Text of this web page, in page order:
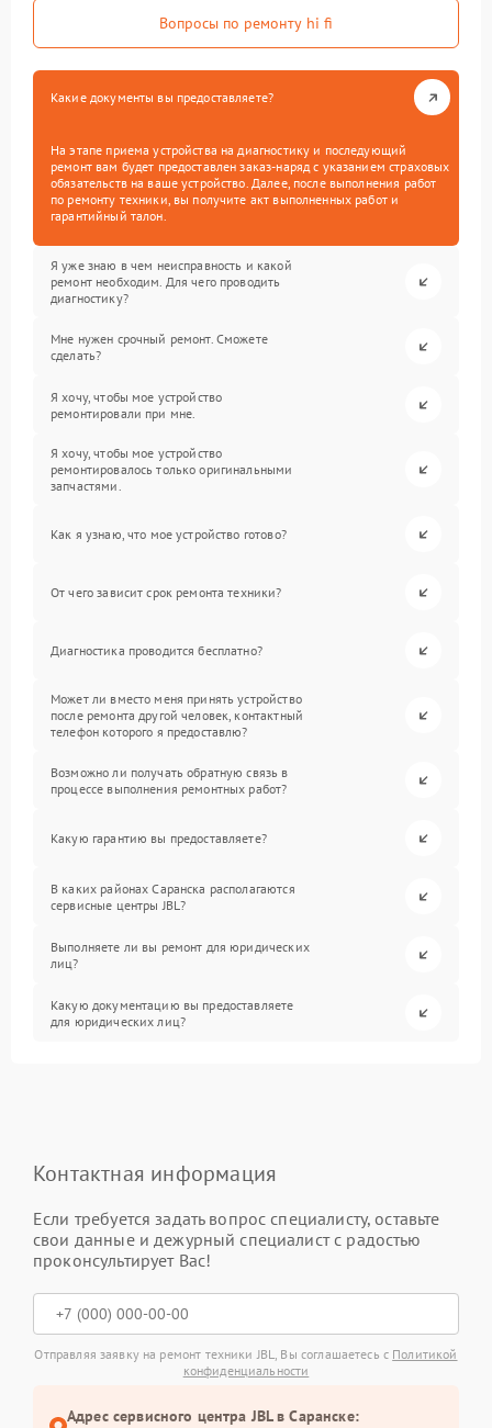
Вопросы по ремонту hi fi
Какие документы вы предоставляете?
На этапе приема устройства на диагностику и последующий
ремонт вам будет предоставлен заказ-наряд с указанием страховых
обязательств на ваше устройство. Далее, после выполнения работ
по ремонту техники, вы получите акт выполненных работ и
гарантийный талон.
Я уже знаю в чем неисправность и какой
ремонт необходим. Для чего проводить
диагностику?
Мне нужен срочный ремонт. Сможете
сделать?
Я хочу, чтобы мое устройство
ремонтировали при мне.
Я хочу, чтобы мое устройство
ремонтировалось только оригинальными
запчастями.
Как я узнаю, что мое устройство готово?
От чего зависит срок ремонта техники?
Диагностика проводится бесплатно?
Может ли вместо меня принять устройство
после ремонта другой человек, контактный
телефон которого я предоставлю?
Возможно ли получать обратную связь в
процессе выполнения ремонтных работ?
Какую гарантию вы предоставляете?
В каких районах Саранска располагаются
сервисные центры JBL?
Выполняете ли вы ремонт для юридических
лиц?
Какую документацию вы предоставляете
для юридических лиц?
Контактная информация
Если требуется задать вопрос специалисту, оставьте
свои данные и дежурный специалист с радостью
проконсультирует Вас!
Отправляя заявку на ремонт техники JBL, Вы соглашаетесь с Политикой
конфиденциальности
Адрес сервисного центра JBL в Саранске: